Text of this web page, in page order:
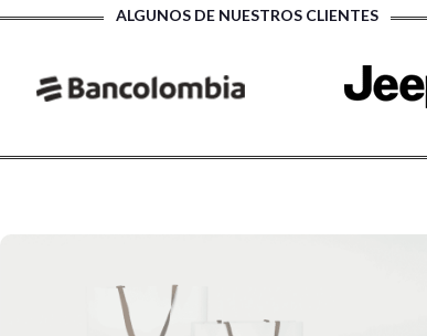
ALGUNOS DE NUESTROS CLIENTES
BOLSAS Y EMPAQUES